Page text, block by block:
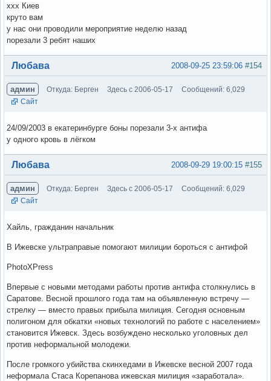
xxx Киев
круто вам
у нас они проводили мероприятие неделю назад
порезали 3 ребят наших
Вне форума #154
2008-09-25 23:59:06
Любава
админ Откуда: Берген Здесь с 2006-05-17
Сообщений: 6,029
Сайт
24/09/2003 в екатеринбурге боны порезали 3-х антифа
у одного кровь в лёгком
Вне форума #155
2008-09-29 19:00:15
Любава
админ Откуда: Берген Здесь с 2006-05-17
Сообщений: 6,029
Сайт
Хайль, гражданин начальник
В Ижевске ультраправые помогают милиции бороться с антифой
PhotoXPress
Впервые с новыми методами работы против антифа столкнулись в
Саратове. Весной прошлого года там на объявленную встречу —
стрелку — вместо правых прибыла милиция. Сегодня основным
полигоном для обкатки «новых технологий по работе с населением»
становится Ижевск. Здесь возбуждено несколько уголовных дел
против неформальной молодежи.
После громкого убийства скинхедами в Ижевске весной 2007 года
неформала Стаса Корепанова ижевская милиция «заработала».